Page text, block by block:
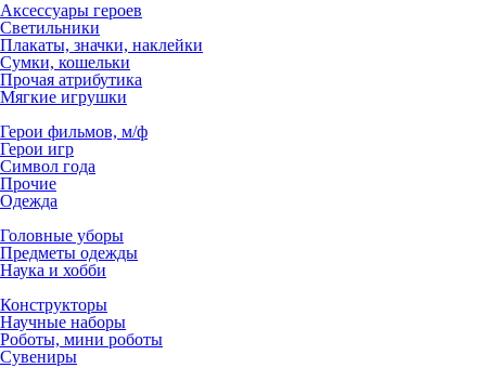
Аксессуары героев
Светильники
Плакаты, значки, наклейки
Сумки, кошельки
Прочая атрибутика
Мягкие игрушки
Герои фильмов, м/ф
Герои игр
Символ года
Прочие
Одежда
Головные уборы
Предметы одежды
Наука и хобби
Конструкторы
Научные наборы
Роботы, мини роботы
Сувениры